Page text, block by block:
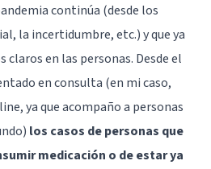
continúa (desde los
la incertidumbre, etc.) y que ya
claros en las personas. Desde el
en consulta (en mi caso,
ya que acompaño a personas
los casos de personas que
medicación o de estar ya